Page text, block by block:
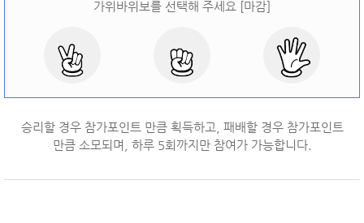
가위바위보를 선택해 주세요 [마감]
승리할 경우 참가포인트 만큼 획득하고, 패배할 경우 참가포인트
만큼 소모되며, 하루 5회까지만 참여가 가능합니다.